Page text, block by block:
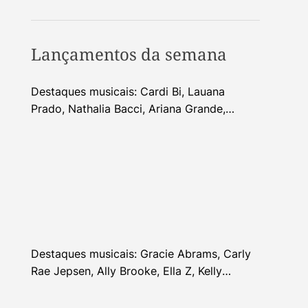
Lançamentos da semana
Destaques musicais: Cardi Bi, Lauana
Prado, Nathalia Bacci, Ariana Grande,
Destaques musicais: Gracie Abrams, Carly
Rae Jepsen, Ally Brooke, Ella Z, Kelly